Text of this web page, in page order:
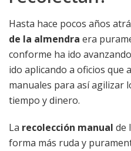
Hasta hace pocos años
de la almendra era
conforme ha ido
ido aplicando a oficios que
manuales para así agilizar
tiempo y dinero.
La recolección manual de
forma más ruda y